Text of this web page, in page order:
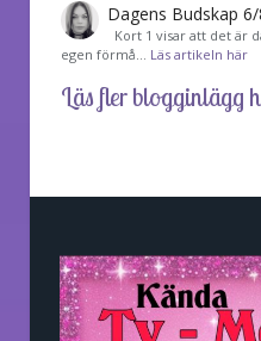
Dagens Budskap
Kort 1 visar att det är
egen förmå… Läs artikeln här
Läs fler blogginlägg